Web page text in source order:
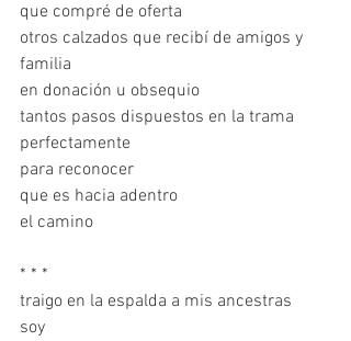
que compré de oferta
otros calzados que recibí de amigos y
familia
en donación u obsequio
tantos pasos dispuestos en la trama
perfectamente
para reconocer
que es hacia adentro
el camino
* * *
traigo en la espalda a mis ancestras
soy